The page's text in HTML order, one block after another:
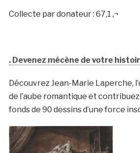
Collecte par donateur : 67,1 ‚¬
. Devenez mécène de votre
Découvrez Jean-Marie Laperche,
de l’aube romantique et contribuez
fonds de 90 dessins d’une force